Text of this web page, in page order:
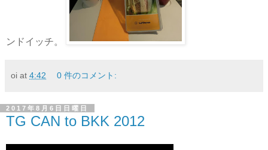
ンドイッチ。
oi at 4:42 0 件のコメント:
2017年8月6日日曜日
TG CAN to BKK 2012